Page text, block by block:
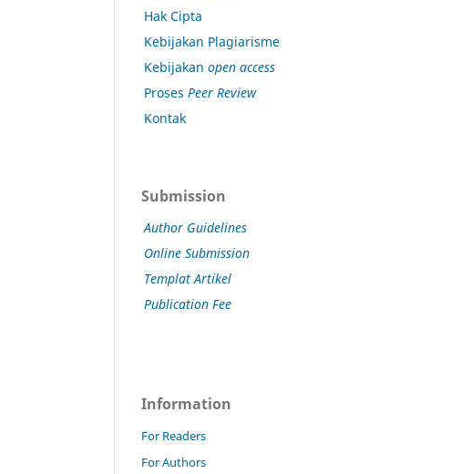
Hak Cipta
Kebijakan Plagiarisme
Kebijakan open access
Proses Peer Review
Kontak
Submission
Author Guidelines
Online Submission
Templat Artikel
Publication Fee
Information
For Readers
For Authors